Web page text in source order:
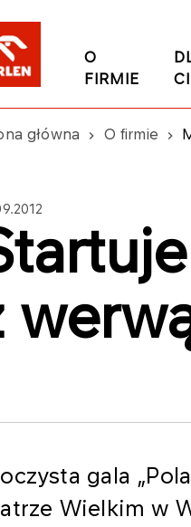
O
FIRMIE
główna O firmie
gala
Wielkim w